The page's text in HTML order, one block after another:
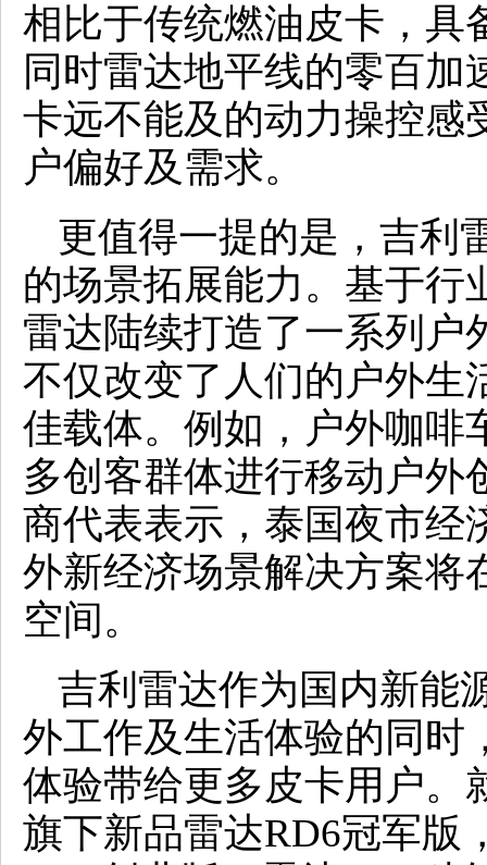
相比于传统燃油皮卡，具
同时雷达地平线的零百加
卡远不能及的动力操控感
户偏好及需求。
更值得一提的是，吉利
的场景拓展能力。基于行
雷达陆续打造了一系列户
不仅改变了人们的户外生
佳载体。例如，户外咖啡
多创客群体进行移动户外
商代表表示，泰国夜市经
外新经济场景解决方案将
空间。
吉利雷达作为国内新能
外工作及生活体验的同时
体验带给更多皮卡用户。
旗下新品雷达RD6冠军版